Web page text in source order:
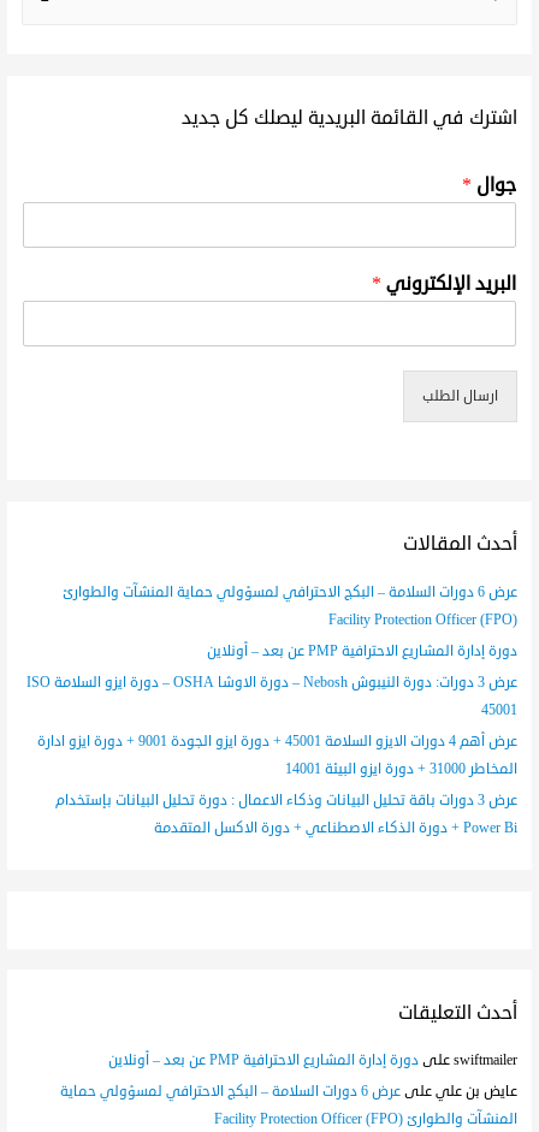
اشترك في القائمة البريدية ليصلك كل جديد
جوال *
البريد الإلكتروني *
ارسال الطلب
أحدث المقالات
عرض 6 دورات السلامة – البكج الاحترافي لمسؤولي حماية المنشآت والطوارئ
(FPO) Facility Protection Officer
دورة إدارة المشاريع الاحترافية PMP عن بعد – أونلاين
عرض 3 دورات: دورة النيبوش Nebosh – دورة الاوشا OSHA – دورة ايزو السلامة ISO
45001
عرض أهم 4 دورات الايزو السلامة 45001 + دورة ايزو الجودة 9001 + دورة ايزو ادارة
المخاطر 31000 + دورة ايزو البيئة 14001
عرض 3 دورات باقة تحليل البيانات وذكاء الاعمال : دورة تحليل البيانات بإستخدام
Power Bi + دورة الذكاء الاصطناعي + دورة الاكسل المتقدمة
أحدث التعليقات
swiftmailerعلىدورة إدارة المشاريع الاحترافية PMP عن بعد – أونلاين
عايض بن عليعلى
عرض 6 دورات السلامة – البكج الاحترافي لمسؤولي حماية
المنشآت والطوارئ (FPO) Facility Protection Officer